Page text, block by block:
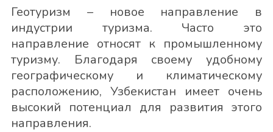
Геотуризм – новое направление в
индустрии туризма. Часто это
направление относят к промышленному
туризму. Благодаря своему удобному
географическому и климатическому
расположению, Узбекистан имеет очень
высокий потенциал для развития этого
направления.